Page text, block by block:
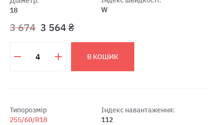
18
W
3 674 3 564 ₴
В КОШИК
Типорозмір
255/60/R18
Індекс навантаження:
112